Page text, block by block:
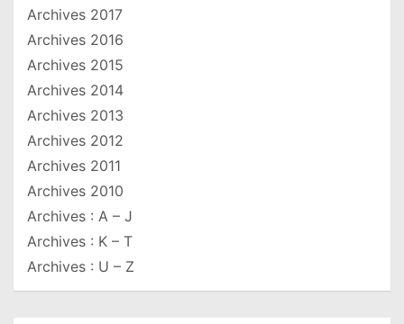
Archives 2017
Archives 2016
Archives 2015
Archives 2014
Archives 2013
Archives 2012
Archives 2011
Archives 2010
Archives : A – J
Archives : K – T
Archives : U – Z